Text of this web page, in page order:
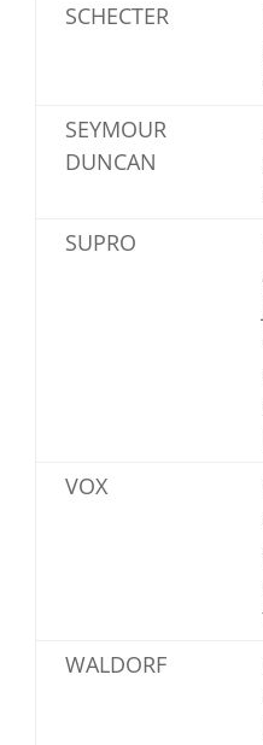
SCHECTER
SEYMOUR
DUNCAN
SUPRO
VOX
WALDORF